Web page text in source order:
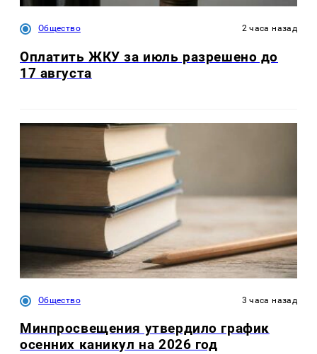
Общество 2 часа назад
Оплатить ЖКУ за июль разрешено до
17 августа
Общество 3 часа назад
Минпросвещения утвердило график
осенних каникул на 2026 год